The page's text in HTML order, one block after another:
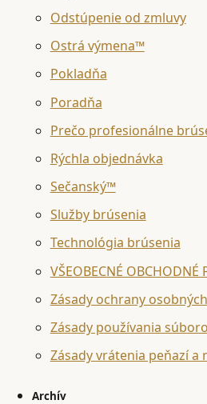
Odstúpenie od zmluvy
Ostrá výmena™
Pokladňa
Poradňa
Prečo profesionálne
Rýchla objednávka
Sečanský™
Služby brúsenia
Technológia brúsenia
VŠEOBECNÉ OBCHODNÉ
Zásady ochrany
Zásady používania
Zásady vrátenia peňazí a
Archív